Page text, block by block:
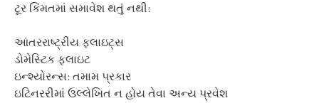
ટૂર કિંમતમાં સમાવેશ થતું નથી:
આંતરરાષ્ટ્રીય ફ્લાઇટ્સ
ડોમેસ્ટિક ફ્લાઇટ
ઇન્શ્યોરન્સ: તમામ પ્રકાર
ઇટિનરરીમાં ઉલ્લેખિત ન હોય તેવા અન્ય પ્રવેશ